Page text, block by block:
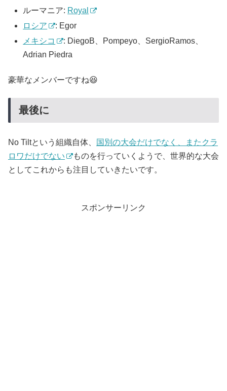
ルーマニア: Royal
ロシア
: Egor
メキシコ
: DiegoB、Pompeyo、SergioRamos、
Adrian Piedra
豪華なメンバーですね😆
最後に
No Tiltという組織自体、
国別の大会だけでなく、またクラ
ロワだけでない
ものを行っていくようで、世界的な大会
としてこれからも注目していきたいです。
スポンサーリンク